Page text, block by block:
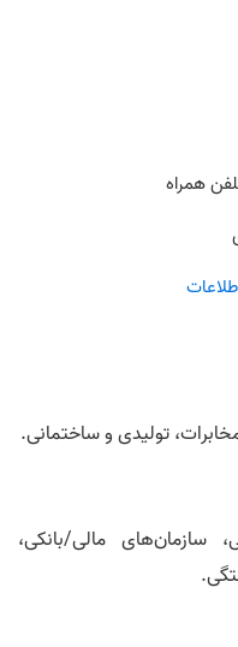
همراه
تولیدی و ساختمانی.
سازمان‌های مالی/بانکی،